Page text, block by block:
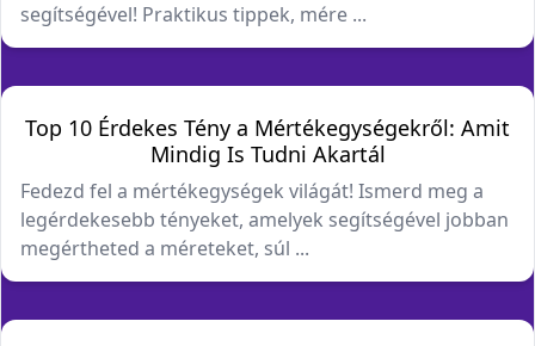
segítségével! Praktikus tippek, mére ...
Top 10 Érdekes Tény a Mértékegységekről: Amit
Mindig Is Tudni Akartál
Fedezd fel a mértékegységek világát! Ismerd meg a
legérdekesebb tényeket, amelyek segítségével jobban
megértheted a méreteket, súl ...